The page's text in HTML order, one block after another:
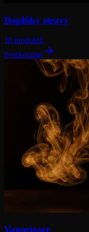
Doplňky stravy
10 produktů
Prozkoumat
Vaporizace